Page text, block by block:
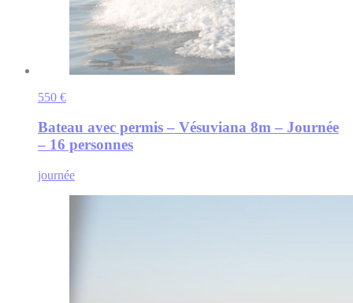
550 €
Bateau avec permis – Vésuviana 8m – Journée
– 16 personnes
journée